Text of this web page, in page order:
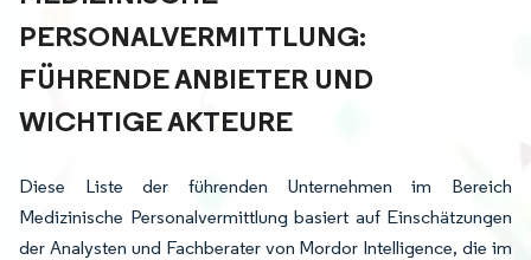
PERSONALVERMITTLUNG:
FÜHRENDE ANBIETER UND
WICHTIGE AKTEURE
Diese Liste der führenden Unternehmen im Bereich
Medizinische Personalvermittlung basiert auf Einschätzungen
der Analysten und Fachberater von Mordor Intelligence, die im